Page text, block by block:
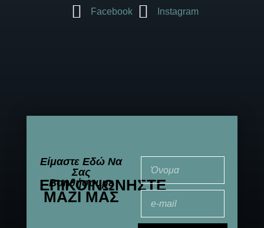
Facebook
Instagram
Είμαστε Εδώ Να
Σας
Βοηθήσουμε
ΕΠΙΚΟΙΝΩΝΉΣΤΕ
ΜΑΖΊ ΜΑΣ